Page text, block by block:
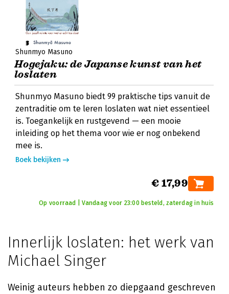
Shunmyo Masuno
Hogejaku: de Japanse kunst van het
loslaten
Shunmyo Masuno biedt 99 praktische tips vanuit de
zentraditie om te leren loslaten wat niet essentieel
is. Toegankelijk en rustgevend — een mooie
inleiding op het thema voor wie er nog onbekend
mee is.
Boek bekijken
€ 17,99
Op voorraad | Vandaag voor 23:00 besteld, zaterdag in huis
Innerlijk loslaten: het werk van
Michael Singer
Weinig auteurs hebben zo diepgaand geschreven